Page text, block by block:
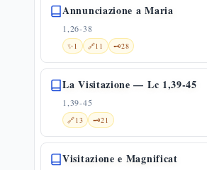
Annunciazione a Maria
1,26-38
✨1 🔗11 🗝️28
La Visitazione — Lc 1,39-45
1,39-45
🔗13 🗝️21
Visitazione e Magnificat